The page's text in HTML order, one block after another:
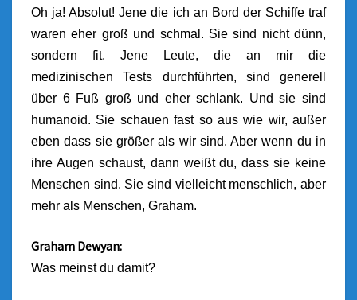
Oh ja! Absolut! Jene die ich an Bord der Schiffe traf
waren eher groß und schmal. Sie sind nicht dünn,
sondern fit. Jene Leute, die an mir die
medizinischen Tests durchführten, sind generell
über 6 Fuß groß und eher schlank. Und sie sind
humanoid. Sie schauen fast so aus wie wir, außer
eben dass sie größer als wir sind.Aber wenn du in
ihre Augen schaust, dann weißt du, dass sie keine
Menschen sind. Sie sind vielleicht menschlich, aber
mehr als Menschen, Graham.
Graham Dewyan:
Was meinst du damit?